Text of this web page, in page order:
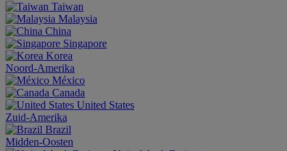
Taiwan
Malaysia
China
Singapore
Korea
Noord-Amerika
México
Canada
United States
Zuid-Amerika
Brazil
Midden-Oosten